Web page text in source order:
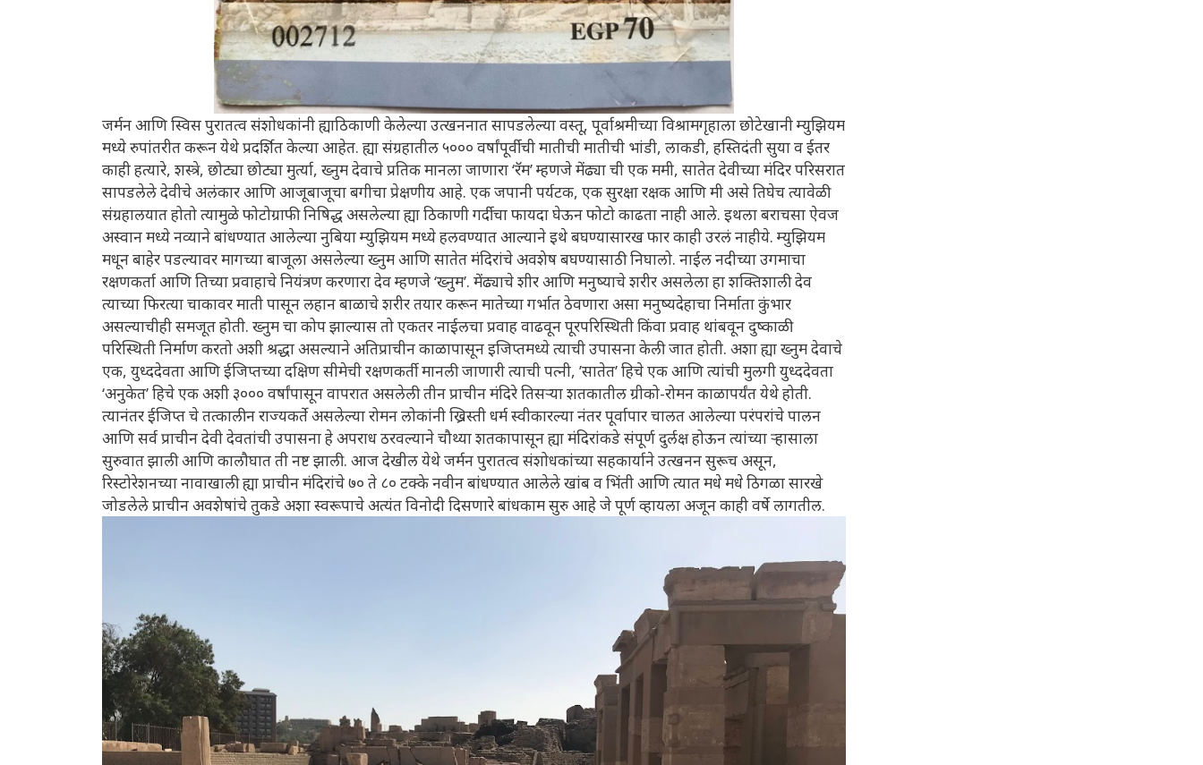
जर्मन आणि स्विस पुरातत्व संशोधकांनी ह्याठिकाणी केलेल्या उत्खननात सापडलेल्या वस्तू, पूर्वाश्रमीच्या विश्रामगृहाला छोटेखानी म्युझियम
मध्ये रुपांतरीत करून येथे प्रदर्शित केल्या आहेत. ह्या संग्रहातील ५००० वर्षांपूर्वीची मातीची मातीची भांडी, लाकडी, हस्तिदंती सुया व ईतर
काही हत्यारे, शस्त्रे, छोट्या छोट्या मुर्त्या, ख्नुम देवाचे प्रतिक मानला जाणारा ‘रॅम’ म्हणजे मेंढ्या ची एक ममी, सातेत देवीच्या मंदिर परिसरात
सापडलेले देवीचे अलंकार आणि आजूबाजूचा बगीचा प्रेक्षणीय आहे. एक जपानी पर्यटक, एक सुरक्षा रक्षक आणि मी असे तिघेच त्यावेळी
संग्रहालयात होतो त्यामुळे फोटोग्राफी निषिद्ध असलेल्या ह्या ठिकाणी गर्दीचा फायदा घेऊन फोटो काढता नाही आले. इथला बराचसा ऐवज
अस्वान मध्ये नव्याने बांधण्यात आलेल्या नुबिया म्युझियम मध्ये हलवण्यात आल्याने इथे बघण्यासारख फार काही उरलं नाहीये. म्युझियम
मधून बाहेर पडल्यावर मागच्या बाजूला असलेल्या ख्नुम आणि सातेत मंदिरांचे अवशेष बघण्यासाठी निघालो. नाईल नदीच्या उगमाचा
रक्षणकर्ता आणि तिच्या प्रवाहाचे नियंत्रण करणारा देव म्हणजे ‘ख्नुम’. मेंढ्याचे शीर आणि मनुष्याचे शरीर असलेला हा शक्तिशाली देव
त्याच्या फिरत्या चाकावर माती पासून लहान बाळाचे शरीर तयार करून मातेच्या गर्भात ठेवणारा असा मनुष्यदेहाचा निर्माता कुंभार
असल्याचीही समजूत होती. ख्नुम चा कोप झाल्यास तो एकतर नाईलचा प्रवाह वाढवून पूरपरिस्थिती किंवा प्रवाह थांबवून दुष्काळी
परिस्थिती निर्माण करतो अशी श्रद्धा असल्याने अतिप्राचीन काळापासून इजिप्तमध्ये त्याची उपासना केली जात होती. अशा ह्या ख्नुम देवाचे
एक, युध्ददेवता आणि ईजिप्तच्या दक्षिण सीमेची रक्षणकर्ती मानली जाणारी त्याची पत्नी, ’सातेत’ हिचे एक आणि त्यांची मुलगी युध्ददेवता
‘अनुकेत’ हिचे एक अशी ३००० वर्षांपासून वापरात असलेली तीन प्राचीन मंदिरे तिसऱ्या शतकातील ग्रीको-रोमन काळापर्यंत येथे होती.
त्यानंतर ईजिप्त चे तत्कालीन राज्यकर्ते असलेल्या रोमन लोकांनी ख्रिस्ती धर्म स्वीकारल्या नंतर पूर्वापार चालत आलेल्या परंपरांचे पालन
आणि सर्व प्राचीन देवी देवतांची उपासना हे अपराध ठरवल्याने चौथ्या शतकापासून ह्या मंदिरांकडे संपूर्ण दुर्लक्ष होऊन त्यांच्या ऱ्हासाला
सुरुवात झाली आणि कालौघात ती नष्ट झाली. आज देखील येथे जर्मन पुरातत्व संशोधकांच्या सहकार्याने उत्खनन सुरूच असून,
रिस्टोरेशनच्या नावाखाली ह्या प्राचीन मंदिरांचे ७० ते ८० टक्के नवीन बांधण्यात आलेले खांब व भिंती आणि त्यात मधे मधे ठिगळा सारखे
जोडलेले प्राचीन अवशेषांचे तुकडे अशा स्वरूपाचे अत्यंत विनोदी दिसणारे बांधकाम सुरु आहे जे पूर्ण व्हायला अजून काही वर्षे लागतील.